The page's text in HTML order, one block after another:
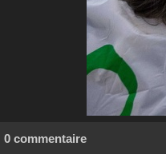
0 commentaire